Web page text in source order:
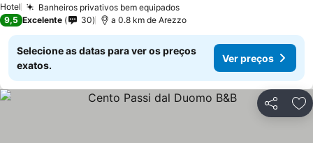
Hotel Banheiros privativos bem equipados
9,5 Excelente 30 a 0.8 km de Arezzo
Selecione as datas para ver os preços
exatos.
Ver preços
Partilhar